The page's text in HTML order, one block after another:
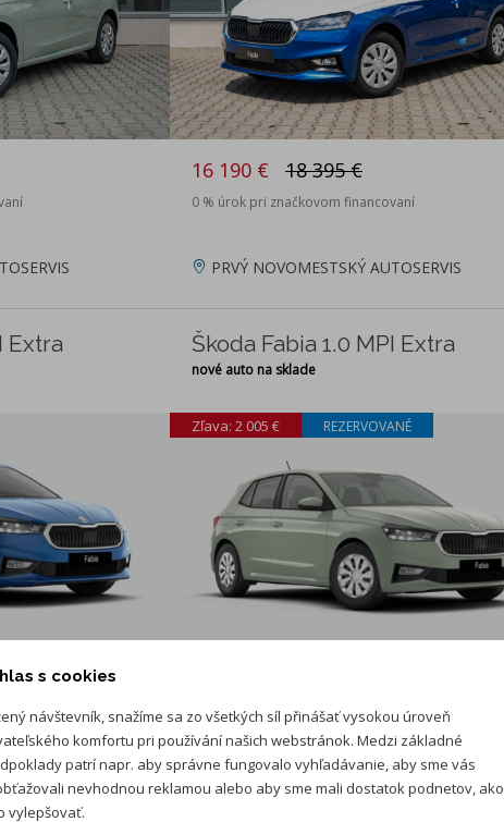
16 190 € 18 395 €
0 % úrok pri značkovom financovaní
PRVÝ NOVOMESTSKÝ AUTOSERVIS
Extra Škoda Fabia 1.0 MPI Extra
nové auto na sklade
Zľava: 2 005 € REZERVOVANÉ
0 % úrok pri značkovom financovaní
ARAVER Piešťany
s cookies
návštevník, snažíme sa zo všetkých síl přinášať vysokou úroveň
komfortu pri používání našich webstránok. Medzi základné
patrí napr. aby správne fungovalo vyhľadávanie, aby sme vás
nevhodnou reklamou alebo aby sme mali dostatok podnetov, ako
vylepšovať.